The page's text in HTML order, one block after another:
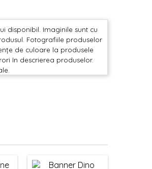
disponibil. Imaginile sunt cu
Fotografiile produselor
de culoare la produsele
în descrierea produselor.